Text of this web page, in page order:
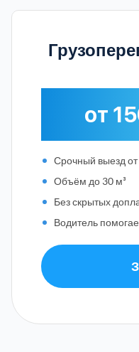
от
Срочный выезд от
Объём до 30 м³
Без скрытых
Водитель